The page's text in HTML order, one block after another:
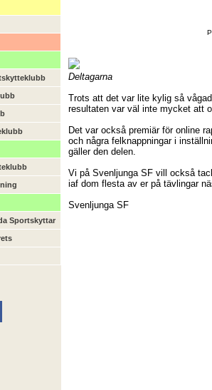
Sportskyttar
Deltagarna
Trots att det var lite kylig så
resultaten var väl inte mycket att
Det var också premiär för online
och några felknappningar i
gäller den delen.
Vi på Svenljunga SF vill också
iaf dom flesta av er på tävlingar
Svenljunga SF